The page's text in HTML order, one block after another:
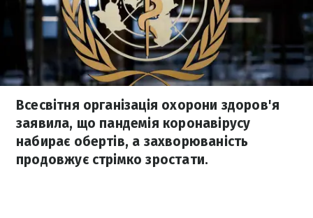
Всесвітня організація охорони здоров'я
заявила, що пандемія коронавірусу
набирає обертів, а захворюваність
продовжує стрімко зростати.